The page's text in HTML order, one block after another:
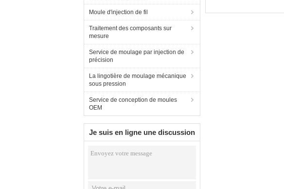
Moule d'injection de fil
Traitement des composants sur
mesure
Service de moulage par injection de
précision
La lingotière de moulage mécanique
sous pression
Service de conception de moules
OEM
Je suis en ligne une discussion
en ligne